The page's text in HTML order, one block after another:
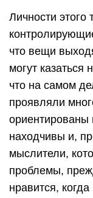
Личности этого
что вещи
могут
что на самом
проявляли
ориентированы
находчивы и,
мыслители,
проблемы,
нравится,